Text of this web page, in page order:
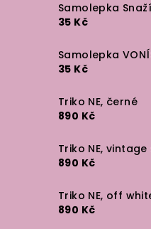
Samolepka
35 Kč
Samolepka
35 Kč
Triko NE, černé
890 Kč
Triko NE,
890 Kč
Triko NE, off
890 Kč